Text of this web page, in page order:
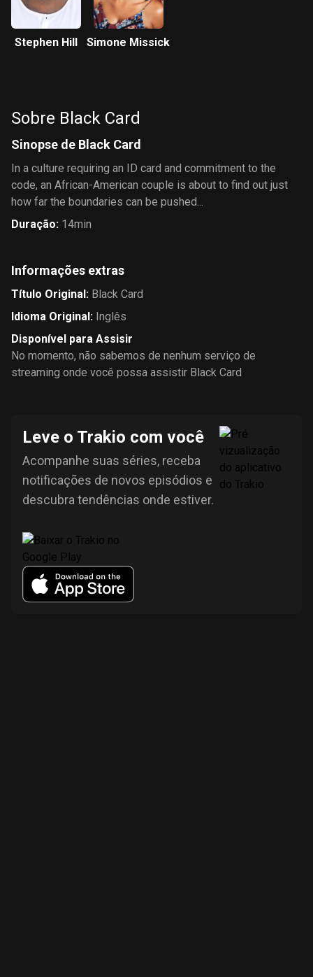
Stephen Hill Simone Missick
Sobre Black Card
Sinopse de Black Card
In a culture requiring an ID card and commitment to the
code, an African-American couple is about to find out just
how far the boundaries can be pushed...
Duração: 14min
Informações extras
Título Original: Black Card
Idioma Original: Inglês
Disponível para Assisir
No momento, não sabemos de nenhum serviço de
streaming onde você possa assistir Black Card
Leve o Trakio com você
Acompanhe suas séries, receba
notificações de novos episódios e
descubra tendências onde estiver.